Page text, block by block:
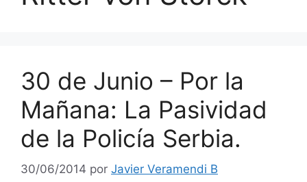
30 de Junio – Por la
Mañana: La Pasividad
de la Policía Serbia.
30/06/2014 por Javier Veramendi B